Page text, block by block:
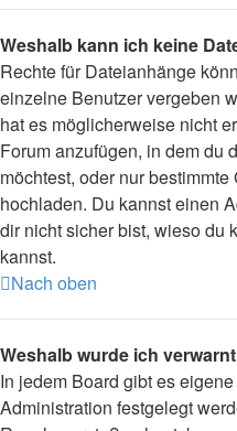
Weshalb kann ich keine
Rechte für Dateianhänge
einzelne Benutzer vergeben
hat es möglicherweise nicht
Forum anzufügen, in dem du
möchtest, oder nur
hochladen. Du kannst einen
dir nicht sicher bist, wieso du
kannst.
Nach oben
Weshalb wurde ich
In jedem Board gibt es
Administration festgelegt